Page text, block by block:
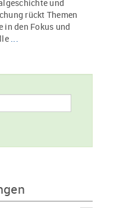
und
rückt Themen
in den Fokus und
...